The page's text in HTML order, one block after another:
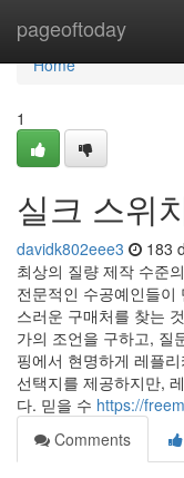
pageoftoday
Home
Home
1
실크 스위
davidk802eee3 183
최상의 질량 제작 수준
전문적인 수공예인들
스러운 구매처를 찾는
가의 조언을 구하고, 질
핑에서 현명하게 레플
선택지를 제공하지만,
다. 믿을 수 https://
Comments